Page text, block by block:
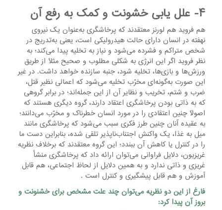
۴- علل یابی خشونت و کمک به رفع آن
هم فروید هم لورنز معتقدند که پرخاشگری به‌عنوان یک نیروی
نهفته در انسان دارای حالت هیدرولیکی است، یعنی به‌تدریج در
شخص متراکم و فشرده می‌شود و نیاز به تخلیه پیدا می‌کند؛ به
نظر فروید اگر این انرژی به شکلی مطلوب و صحیح مثلاً از طریق
ورزش‌ها و بازی‌ها، تخلیه شود، جنبه سازنده خواهد داشت. در غیر
این صورت به‌گونه‌ای مخرّب تخلیه می‌شود که اعمالی نظیر قتل،
ضرب و شتم، تخریب و نظایر آن از این جمله‌اند؛ در برابر گروهی
که به ذاتی بودن پرخاشگری اعتقاد دارند، گروه دیگری هستند که
اصولاً چنین اعتقادی را در مورد انسان خطرناک و مخرّب می‌دانند؛
به عقیده آنان چنین طرز فکری سبب می‌شود که پرخاشگری مانند
میل به غذا، یک واکنش اجتناب‌ناپذیر تلقی شده، بنابراین دست ما
را در کنترل یا کاهش آن ببندد؛ این گروه معتقدند که برخلاف نظریه
غریزیون، دلایل فراوانی می‌توان ارائه داد که پرخاشگری منشأ
غریزی و ذاتی ندارد و به همین دلایل از لحاظ اجتماعی، هم قابل
آموزش و هم قابل پیشگیری و کنترل است .
فارغ از این دو نظریه می‌توان چند علت مشخص برای خشنونت و
بروز آن پیدا کرد: